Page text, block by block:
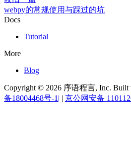
webpy的常规使用与踩过的坑
Docs
Tutorial
More
Blog
Copyright © 2026 序语程言, Inc. Built
备18004468号-1| | 京公网安备